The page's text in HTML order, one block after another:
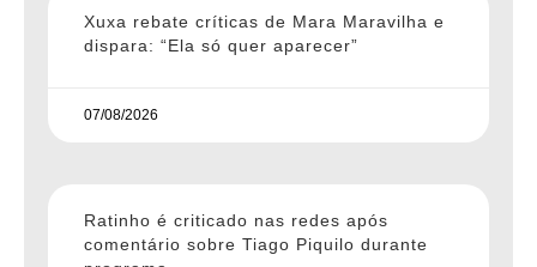
Xuxa rebate críticas de Mara Maravilha e
dispara: “Ela só quer aparecer”
07/08/2026
Ratinho é criticado nas redes após
comentário sobre Tiago Piquilo durante